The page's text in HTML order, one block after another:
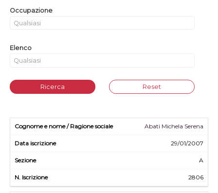
Occupazione
Elenco
Ricerca Reset
Abati Michela Serena
29/01/2007
A
2806